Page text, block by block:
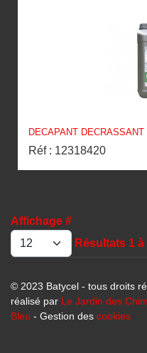
DECAPANT
Réf : 12318420
Affichage #
Résultats 1
© 2023 Batycel - tous droits
réalisé par Le Jardin des
Bleu - Gestion des cookies